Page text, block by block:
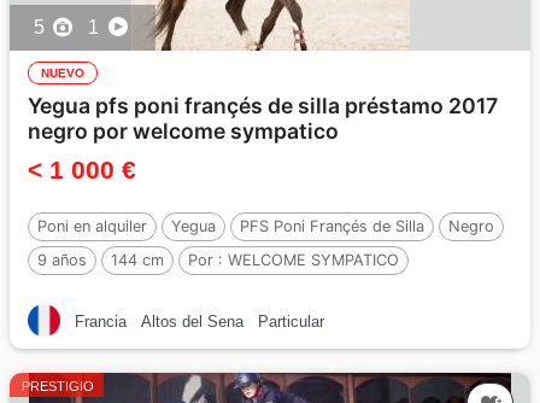
5 1
NUEVO
Yegua pfs poni françés de silla préstamo 2017
negro por welcome sympatico
< 1 000 €
Poni en alquiler Yegua PFS Poni Françés de Silla
Negro
9 años
144 cm Por : WELCOME SYMPATICO
Francia Altos del Sena Particular
PRESTIGIO